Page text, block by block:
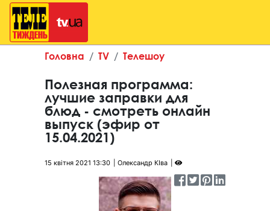
Головна TV Телешоу
Полезная программа:
лучшие заправки для
блюд - смотреть онлайн
выпуск (эфир от
15.04.2021)
15 квітня 2021 13:30 Олександр КІва